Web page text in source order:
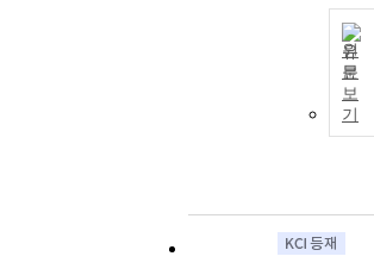
임산업의 수익
이 재투자되는
창작자 보호
한국은 그 수
이 중독치료를
적 포용성의
원
문
보
기